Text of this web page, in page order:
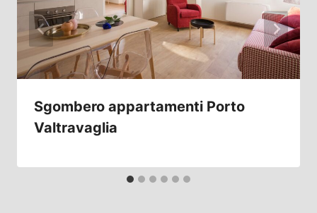
Sgombero appartamenti Porto
Valtravaglia